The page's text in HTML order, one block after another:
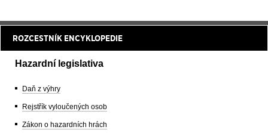
ROZCESTNÍK ENCYKLOPEDIE
Hazardní legislativa
Daň z výhry
Rejstřík vyloučených osob
Zákon o hazardních hrách